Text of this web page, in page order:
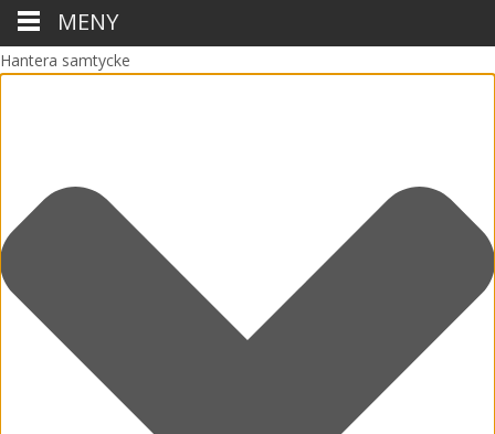
Hantera samtycke
MENY